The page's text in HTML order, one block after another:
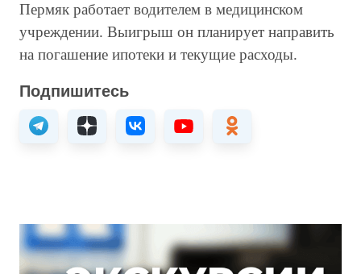
Пермяк работает водителем в медицинском
учреждении. Выигрыш он планирует направить
на погашение ипотеки и текущие расходы.
Подпишитесь